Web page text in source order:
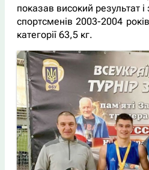
показав високий результат
спортсменів 2003-2004
категорії 63,5 кг.